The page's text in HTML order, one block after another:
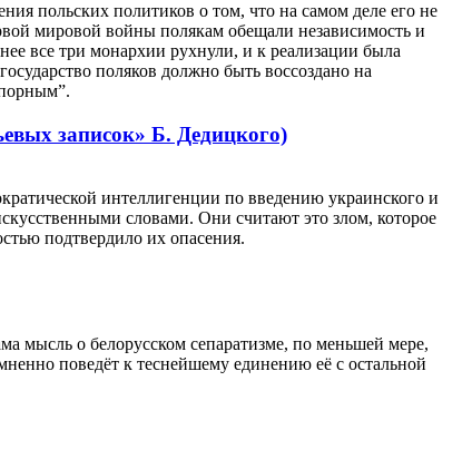
польских политиков о том, что на самом деле его не
мировой войны полякам обещали независимость и
все три монархии рухнули, и к реализации была
поляков должно быть воссоздано на
записок» Б. Дедицкого)
интеллигенции по введению украинского и
словами. Они считают это злом, которое
подтвердило их опасения.
мысль о белорусском сепаратизме, по меньшей мере,
поведёт к теснейшему единению её с остальной